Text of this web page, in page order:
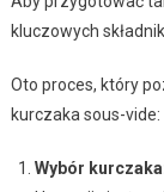
kluczowych
Oto proces, który
kurczaka sous-vide:
Wybór